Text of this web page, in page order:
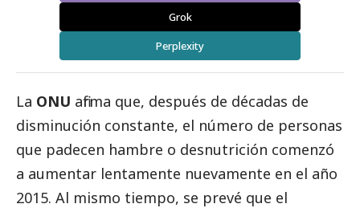
Grok
Perplexity
La ONU afirma que, después de décadas de
disminución constante, el número de personas
que padecen hambre o desnutrición comenzó
a aumentar lentamente nuevamente en el año
2015. Al mismo tiempo, se prevé que el